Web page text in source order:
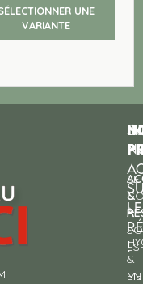
UNE
VARIANTE
&
&
SE
À
!